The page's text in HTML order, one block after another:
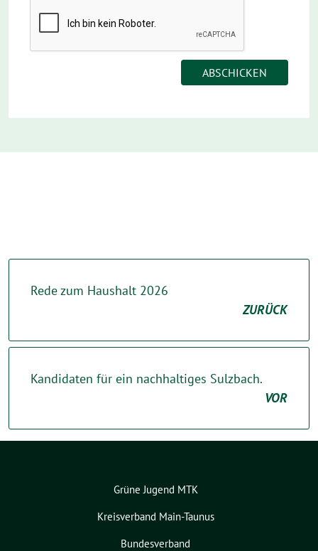
Rede zum Haushalt 2026
ZURÜCK
Kandidaten für ein nachhaltiges Sulzbach.
VOR
Grüne Jugend MTK
Kreisverband Main-Taunus
Bundesverband